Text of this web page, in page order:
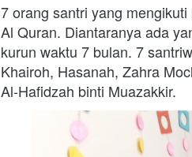
7 orang santri yang
Al Quran. Diantaranya ada
kurun waktu 7 bulan. 7
Khairoh, Hasanah, Zahra
Al-Hafidzah binti Muazakkir.